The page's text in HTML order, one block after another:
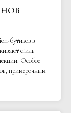
бутиков в
стиль
Особое
примерочным